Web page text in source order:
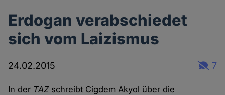
Erdogan verabschiedet
sich vom Laizismus
24.02.2015 7
In der TAZschreibt Cigdem Akyol über die